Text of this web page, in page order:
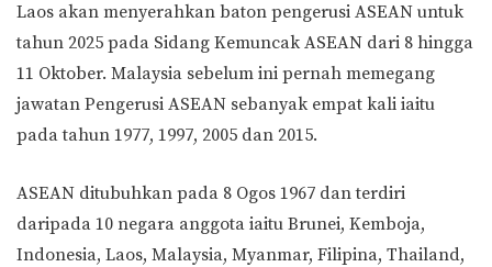
Laos akan menyerahkan baton pengerusi ASEAN untuk
tahun 2025 pada Sidang Kemuncak ASEAN dari 8 hingga
11 Oktober. Malaysia sebelum ini pernah memegang
jawatan Pengerusi ASEAN sebanyak empat kali iaitu
pada tahun 1977, 1997, 2005 dan 2015.
ASEAN ditubuhkan pada 8 Ogos 1967 dan terdiri
daripada 10 negara anggota iaitu Brunei, Kemboja,
Indonesia, Laos, Malaysia, Myanmar, Filipina, Thailand,